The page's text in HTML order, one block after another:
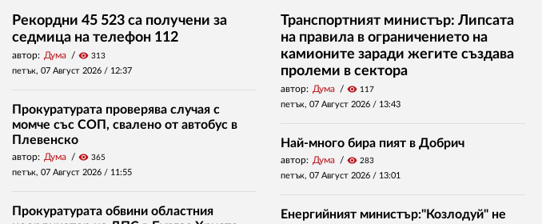
Рекордни 45 523 са получени за
седмица на телефон 112
автор: Дума visibility 313
петък, 07 Август 2026 / 12:37
Прокуратурата проверява случая с
момче със СОП, свалено от автобус в
Плевенско
автор: Дума visibility 365
петък, 07 Август 2026 / 11:55
Прокуратурата обвини областния
Транспортният министър: Липсата
на правила в ограничението на
камионите заради жегите създава
пролеми в сектора
автор: Дума visibility 117
петък, 07 Август 2026 / 13:43
Най-много бира пият в Добрич
автор: Дума visibility 283
петък, 07 Август 2026 / 13:01
Енергийният министър:"Козлодуй" не